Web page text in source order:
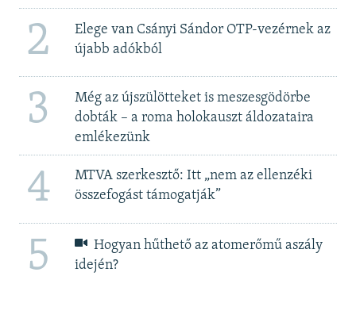
2
Elege van Csányi Sándor OTP-vezérnek az
újabb adókból
3
Még az újszülötteket is meszesgödörbe
dobták – a roma holokauszt áldozataira
emlékezünk
4
MTVA szerkesztő: Itt „nem az ellenzéki
összefogást támogatják”
5
Hogyan hűthető az atomerőmű aszály
idején?